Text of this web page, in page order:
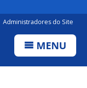
Administradores do Site
MENU